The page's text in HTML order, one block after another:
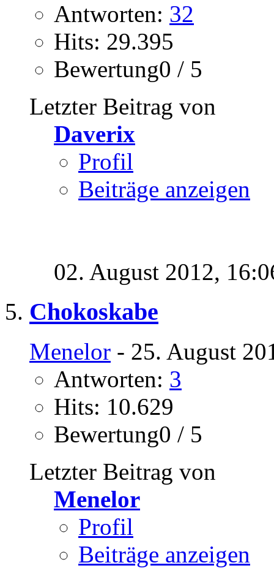
Antworten: 32
Hits: 29.395
Bewertung0 / 5
Letzter Beitrag von
Daverix
Profil
Beiträge anzeigen
02. August 2012,
Chokoskabe
Menelor - 25. August
Antworten: 3
Hits: 10.629
Bewertung0 / 5
Letzter Beitrag von
Menelor
Profil
Beiträge anzeigen